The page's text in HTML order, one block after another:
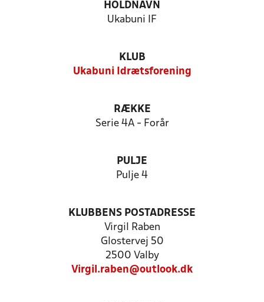
HOLDNAVN
Ukabuni IF
KLUB
Ukabuni Idrætsforening
RÆKKE
Serie 4A - Forår
PULJE
Pulje 4
KLUBBENS POSTADRESSE
Virgil Raben
Glostervej 50
2500 Valby
Virgil.raben@outlook.dk